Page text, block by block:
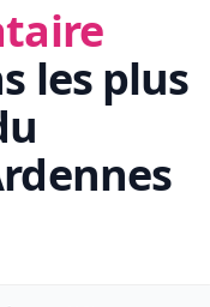
les plus